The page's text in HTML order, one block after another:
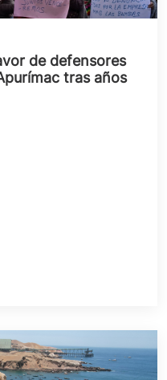
de defensores
tras años